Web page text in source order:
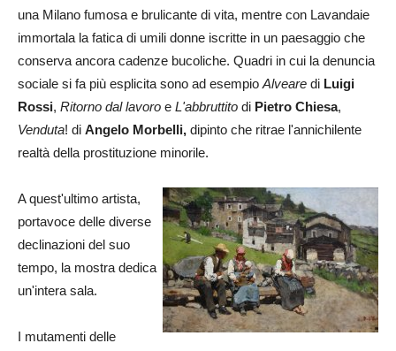
una Milano fumosa e brulicante di vita, mentre con Lavandaie
immortala la fatica di umili donne iscritte in un paesaggio che
conserva ancora cadenze bucoliche. Quadri in cui la denuncia
sociale si fa più esplicita sono ad esempio Alveare di Luigi
Rossi, Ritorno dal lavoro e L'abbruttito di Pietro Chiesa,
Venduta! di Angelo Morbelli, dipinto che ritrae l'annichilente
realtà della prostituzione minorile.
A quest'ultimo artista,
portavoce delle diverse
declinazioni del suo
tempo, la mostra dedica
un'intera sala.
I mutamenti delle